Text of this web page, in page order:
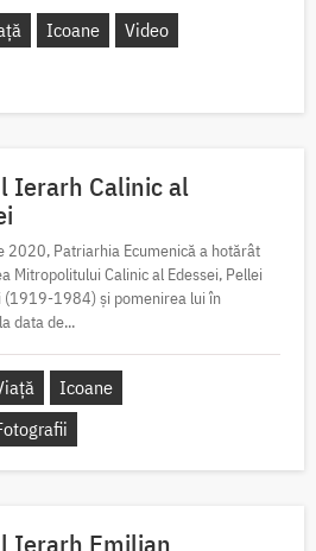
Icoane
Video
Ierarh Calinic al
2020, Patriarhia Ecumenică a hotărât
Mitropolitului Calinic al Edessei, Pellei
(1919-1984) și pomenirea lui în
data de...
Icoane
Ierarh Emilian